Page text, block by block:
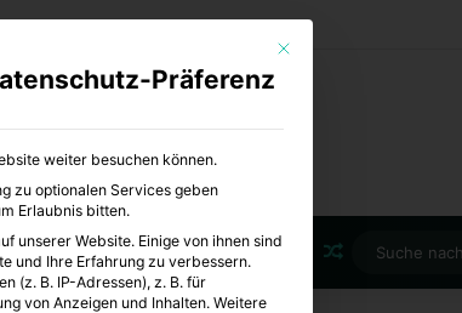
Zufälliger
Mit diesem Button wird
Präferenz
weiter besuchen können.
zu optionalen Services geben
Erlaubnis bitten.
unserer Website. Einige von ihnen sind
und Ihre Erfahrung zu verbessern.
(z. B. IP-Adressen), z. B. für
von Anzeigen und Inhalten.Weitere